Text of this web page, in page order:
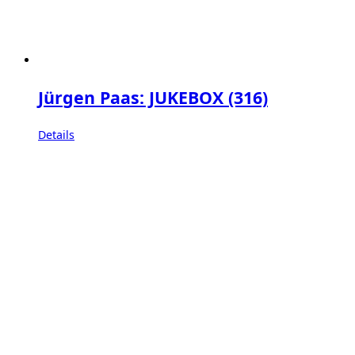
Jürgen Paas: JUKEBOX (316)
Details